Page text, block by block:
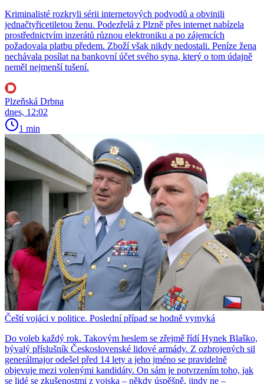
Kriminalisté rozkryli sérii internetových podvodů a obvinili
jednačtyřicetiletou ženu. Podezřelá z Plzně přes internet nabízela
prostřednictvím inzerátů různou elektroniku a po zájemcích
požadovala platbu předem. Zboží však nikdy nedostali. Peníze žena
nechávala posílat na bankovní účet svého syna, který o tom údajně
neměl nejmenší tušení.
Plzeňská Drbna
dnes, 12:02
1 min
Čeští vojáci v politice. Poslední případ se hodně vymyká
Do voleb každý rok. Takovým heslem se zřejmě řídí Hynek Blaško,
bývalý příslušník Československé lidové armády. Z ozbrojených sil
generálmajor odešel před 14 lety a jeho jméno se pravidelně
objevuje mezi volenými kandidáty. On sám je potvrzením toho, jak
se lidé se zkušenostmi z vojska – někdy úspěšně, jindy ne –